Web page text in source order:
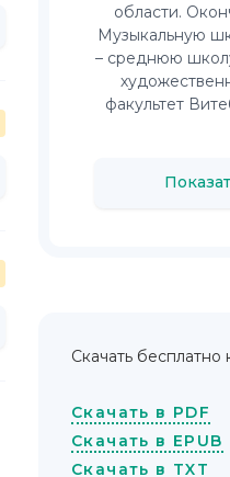
области.
Музыкальную
– среднюю
факультет
Скачать бесплатно
Скачать в PDF
Скачать в EPUB
Скачать в TXT